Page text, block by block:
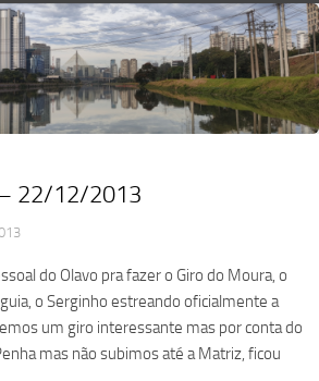
22/12/2013
do Olavo pra fazer o Giro do Moura, o
o Serginho estreando oficialmente a
um giro interessante mas por conta do
mas não subimos até a Matriz, ficou